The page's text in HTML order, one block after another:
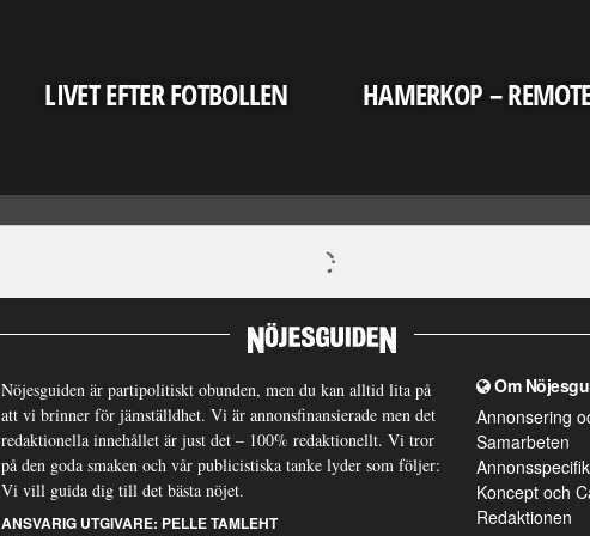
LIVET EFTER FOTBOLLEN HAMERKOP –
Nöjesguiden är partipolitiskt obunden, men du kan alltid lita på
att vi brinner för jämställdhet. Vi är annonsfinansierade men det
redaktionella innehållet är just det – 100% redaktionellt. Vi tror
på den goda smaken och vår publicistiska tanke lyder som följer:
Vi vill guida dig till det bästa nöjet.
ANSVARIG UTGIVARE: PELLE TAMLEHT
Om
Annonsering
Samarbeten
Koncept och
Redaktionen